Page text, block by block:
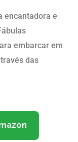
encantadora e
embarcar em
das